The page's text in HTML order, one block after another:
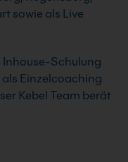
sowie als Live
Inhouse-Schulung
als Einzelcoaching
Kebel Team berät